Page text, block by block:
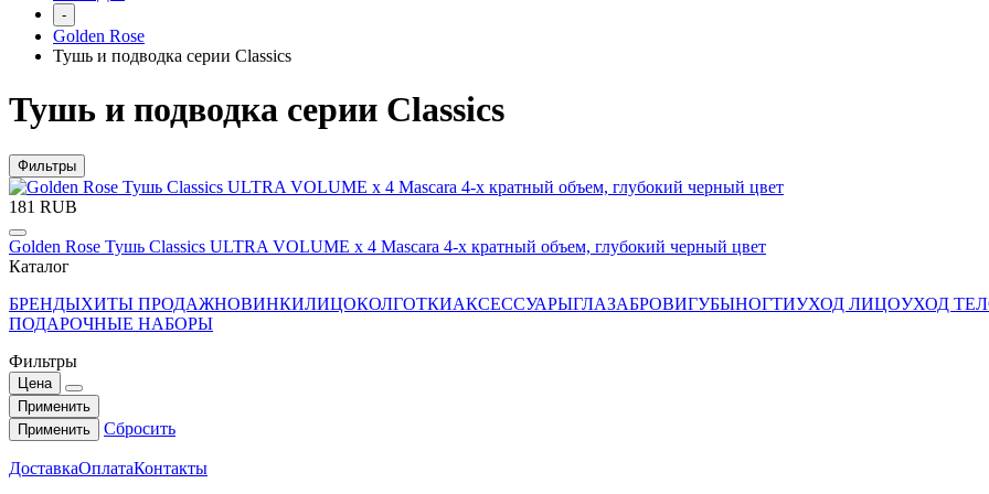
-
Golden Rose
Тушь и подводка серии Classics
Тушь и подводка серии Classics
Фильтры
181 RUB
Golden Rose Тушь Classics ULTRA VOLUME x 4 Mascara 4-х кратный объем, глубокий черный цвет
Каталог
БРЕНДЫХИТЫ ПРОДАЖНОВИНКИЛИЦОКОЛГОТКИАКСЕССУАРЫГЛАЗАБРОВИГУБЫНОГТИУХОД ЛИЦОУХОД
ПОДАРОЧНЫЕ НАБОРЫ
Фильтры
Цена
Применить
Применить
Сбросить
ДоставкаОплатаКонтакты